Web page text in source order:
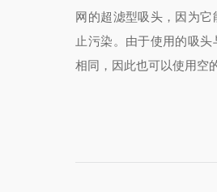
网的超滤型吸头，因为它
止污染。由于使用的吸头
相同，因此也可以使用空